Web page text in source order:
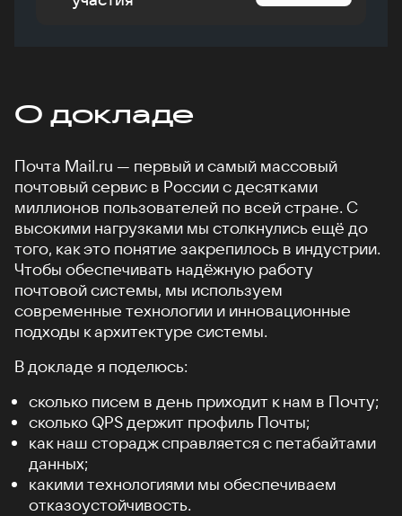
О докладе
Почта Mail.ru — первый и самый массовый
почтовый сервис в России с десятками
миллионов пользователей по всей стране. С
высокими нагрузками мы столкнулись ещё до
того, как это понятие закрепилось в индустрии.
Чтобы обеспечивать надёжную работу
почтовой системы, мы используем
современные технологии и инновационные
подходы к архитектуре системы.
В докладе я поделюсь:
сколько писем в день приходит к нам в Почту;
сколько QPS держит профиль Почты;
как наш сторадж справляется с петабайтами
данных;
какими технологиями мы обеспечиваем
отказоустойчивость.